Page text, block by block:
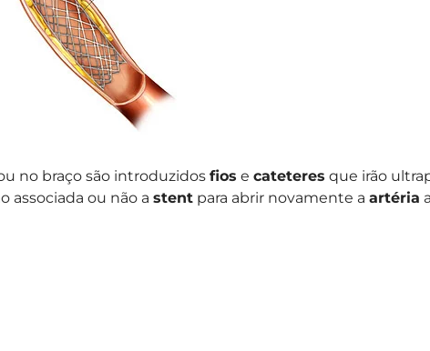
no braço são introduzidos fios e cateteres que irão
associada ou não a stent para abrir novamente a artéria